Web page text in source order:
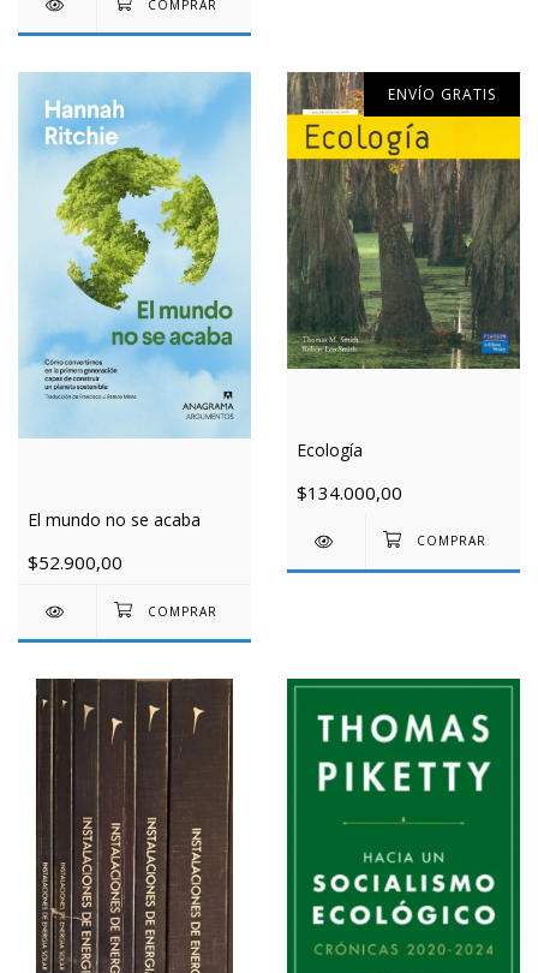
El mundo no se acaba
$52.900,00
ENVÍO GRATIS
Ecología
$134.000,00